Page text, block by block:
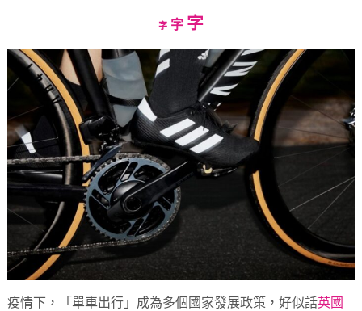
字Decrease
size.
字Reset
size.
字Increase
size.
疫情下，「單車出行」成為多個國家發展政策，好似話英國